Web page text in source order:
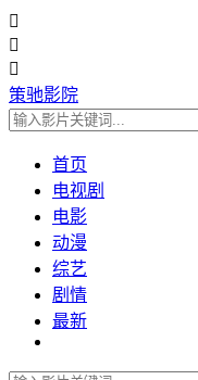



策驰影院
首页
电视剧
电影
动漫
综艺
剧情
最新